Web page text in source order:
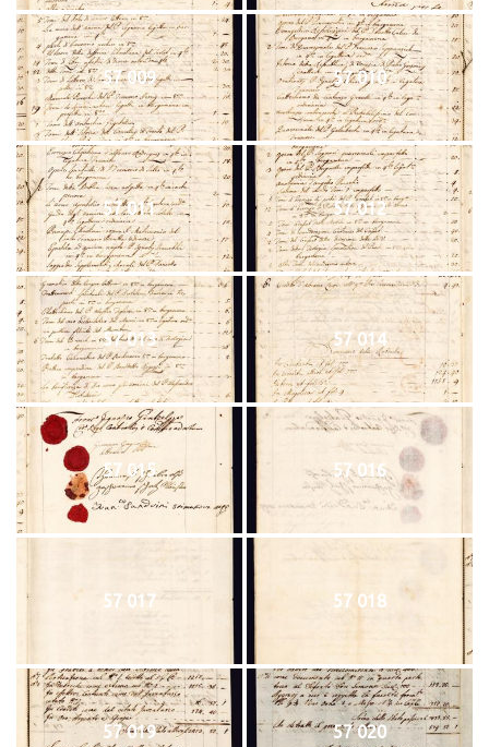
57 009 57 010
57 011 57 012
57 013 57 014
57 015 57 016
57 017 57 018
57 019 57 020